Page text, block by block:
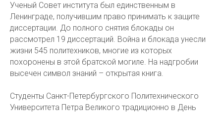
Ученый Совет института был единственным в
Ленинграде, получившим право принимать к защите
диссертации. До полного снятия блокады он
рассмотрел 19 диссертаций. Война и блокада унесли
жизни 545 политехников, многие из которых
похоронены в этой братской могиле. На надгробии
высечен символ знаний – открытая книга.
Студенты Санкт-Петербургского Политехнического
Университета Петра Великого традиционно в День